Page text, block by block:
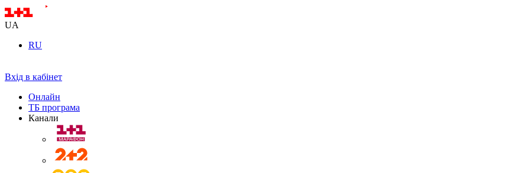
UA
RU
Вхід в кабінет
Онлайн
ТБ програма
Канали